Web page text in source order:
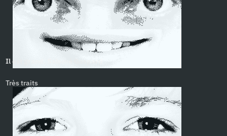
Il est grand. Salomé Gaspard
Très traits